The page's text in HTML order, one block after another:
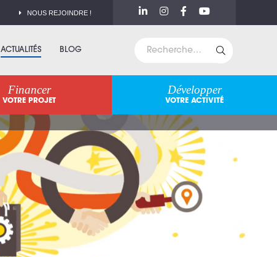
NOUS REJOINDRE !
ACTUALITÉS BLOG
Financer
VOTRE PROJET
Développer
VOTRE ACTIVITÉ